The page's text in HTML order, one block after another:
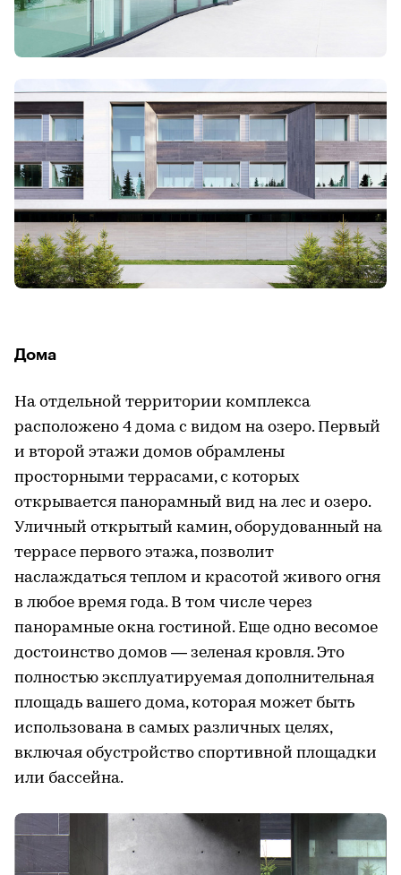
Дома
На отдельной территории комплекса
расположено 4 дома с видом на озеро. Первый
и второй этажи домов обрамлены
просторными террасами, с которых
открывается панорамный вид на лес и озеро.
Уличный открытый камин, оборудованный на
террасе первого этажа, позволит
наслаждаться теплом и красотой живого огня
в любое время года. В том числе через
панорамные окна гостиной. Еще одно весомое
достоинство домов — зеленая кровля. Это
полностью эксплуатируемая дополнительная
площадь вашего дома, которая может быть
использована в самых различных целях,
включая обустройство спортивной площадки
или бассейна.